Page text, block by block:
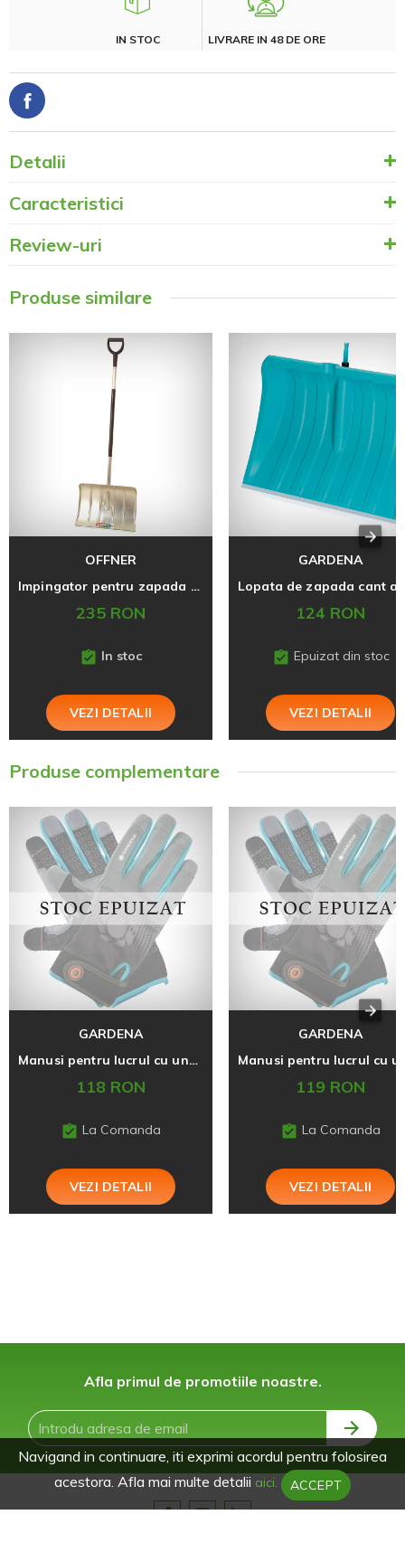
IN STOC LIVRARE IN 48 DE ORE
Detalii
Caracteristici
Review-uri
Produse similare
OFFNER
Impingator pentru zapada din aluminiu
235 RON
In stoc
VEZI DETALII
GARDENA
124 RON
Epuizat din stoc
VEZI DETALII
Produse complementare
GARDENA
Manusi pentru lucrul cu unelte 9/L
118 RON
La Comanda
VEZI DETALII
GARDENA
119 RON
La Comanda
VEZI DETALII
Afla primul de promotiile noastre.
Navigand in continuare, iti exprimi acordul pentru folosirea
acestora. Afla mai multe detalii aici. ACCEPT